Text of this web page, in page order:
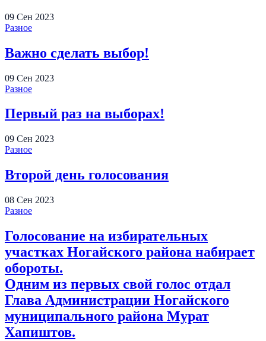
09 Сен 2023
Разное
Важно сделать выбор!
09 Сен 2023
Разное
Первый раз на выборах!
09 Сен 2023
Разное
Второй день голосования
08 Сен 2023
Разное
Голосование на избирательных
участках Ногайского района набирает
обороты.
Одним из первых свой голос отдал
Глава Администрации Ногайского
муниципального района Мурат
Хапиштов.